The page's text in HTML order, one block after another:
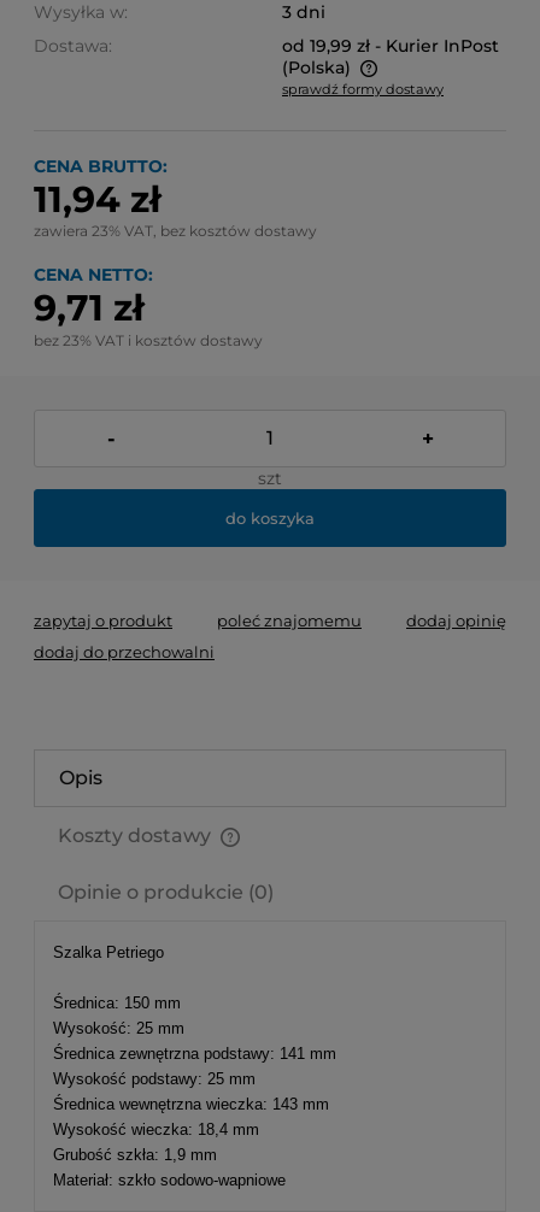
Wysyłka w:
3 dni
Dostawa:
od 19,99 zł - Kurier InPost
(Polska)
Cena nie zawiera ewentualnych kosztów płatności
sprawdź formy dostawy
CENA BRUTTO:
11,94 zł
zawiera 23% VAT, bez kosztów dostawy
CENA NETTO:
9,71 zł
bez 23% VAT i kosztów dostawy
- +
szt
do koszyka
zapytaj o produkt poleć znajomemu
dodaj opinię
dodaj do przechowalni
Opis
Koszty dostawy
Opinie o produkcie (0)
Szalka Petriego
Średnica: 150 mm
Wysokość: 25 mm
Średnica zewnętrzna podstawy: 141 mm
Wysokość podstawy: 25 mm
Średnica wewnętrzna wieczka: 143 mm
Wysokość wieczka: 18,4 mm
Grubość szkła: 1,9 mm
Materiał: szkło sodowo-wapniowe